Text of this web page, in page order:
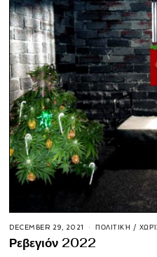
DECEMBER 29, 2021 ΠΟΛΙΤΙΚΉ /
Ρεβεγιόν 2022